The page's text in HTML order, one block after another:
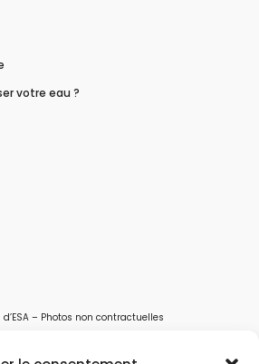
votre eau ?
– Photos non contractuelles
toutes les solutions pour récupérer l’eau de